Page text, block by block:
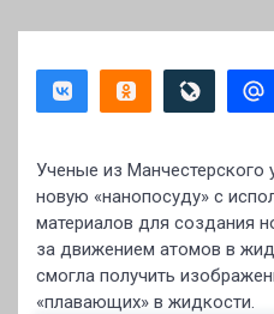
Ученые из Манчестерского
новую «нанопосуду» с
материалов для создания
за движением атомов в
смогла получить
«плавающих» в жидкости.